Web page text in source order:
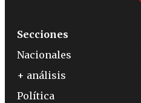
Secciones
Nacionales
+ análisis
Política